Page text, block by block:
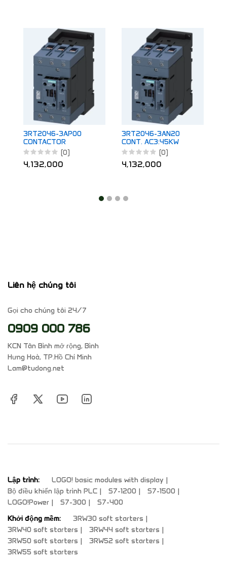
3RT2046-3AP00
CONTACTOR
AC3:45KW 1NO+1NC
230VAC 50HZ
(0)
4,132,000
3RT2046-3AN20
CONT. AC3:45KW
1NO+1NC 220VAC
(0)
4,132,000
Liên hệ chúng tôi
Gọi cho chúng tôi 24/7
0909 000 786
KCN Tân Bình mở rộng, Bình
Hưng Hoà, TP.Hồ Chí Minh
Lam@tudong.net
Lập trình:
LOGO! basic modules with display
Bộ điều khiển lập trình PLC
S7-1200
S7-1500
LOGO!Power
S7-300
S7-400
Khởi động mềm:
3RW30 soft starters
3RW40 soft starters
3RW44 soft starters
3RW50 soft starters
3RW52 soft starters
3RW55 soft starters